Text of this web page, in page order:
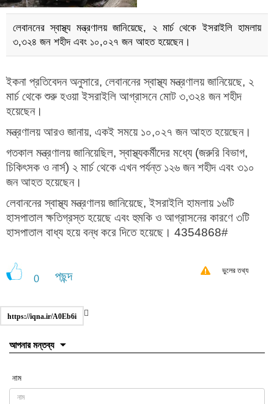
লেবাননের স্বাস্থ্য মন্ত্রণালয় জানিয়েছে, ২ মার্চ থেকে ইসরাইলি হামলায়
৩,৩২৪ জন শহীদ এবং ১০,০২৭ জন আহত হয়েছেন।
ইকনা প্রতিবেদন অনুসারে, লেবাননের স্বাস্থ্য মন্ত্রণালয় জানিয়েছে, ২
মার্চ থেকে শুরু হওয়া ইসরাইলি আগ্রাসনে মোট ৩,৩২৪ জন শহীদ
হয়েছেন।
মন্ত্রণালয় আরও জানায়, একই সময়ে ১০,০২৭ জন আহত হয়েছেন।
গতকাল মন্ত্রণালয় জানিয়েছিল, স্বাস্থ্যকর্মীদের মধ্যে (জরুরি বিভাগ,
চিকিৎসক ও নার্স) ২ মার্চ থেকে এখন পর্যন্ত ১২৬ জন শহীদ এবং ৩১০
জন আহত হয়েছেন।
লেবাননের স্বাস্থ্য মন্ত্রণালয় জানিয়েছে, ইসরাইলি হামলায় ১৬টি
হাসপাতাল ক্ষতিগ্রস্ত হয়েছে এবং হুমকি ও আগ্রাসনের কারণে ৩টি
হাসপাতাল বাধ্য হয়ে বন্ধ করে দিতে হয়েছে। 4354868#
0 পছন্দ ভুলের তথ্য
https://iqna.ir/A0Eb6i
আপনার মন্তব্য
নাম